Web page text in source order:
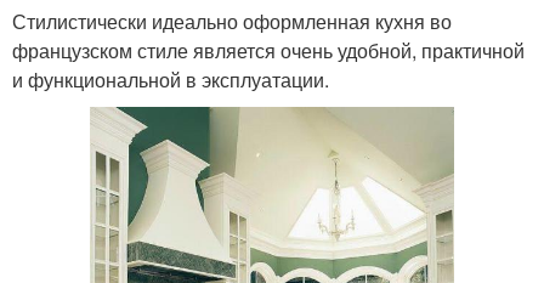
Стилистически идеально оформленная кухня во
французском стиле является очень удобной, практичной
и функциональной в эксплуатации.